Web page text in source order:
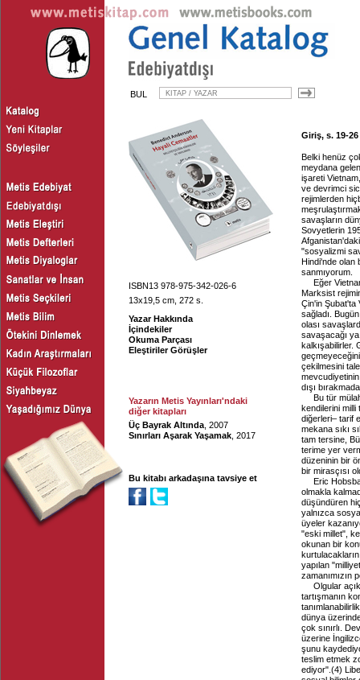
BUL
ISBN13 978-975-342-026-6
13x19,5 cm, 272 s.
Yazar Hakkında
İçindekiler
Okuma Parçası
Eleştiriler Görüşler
Yazarın Metis Yayınları'ndaki
diğer kitapları
Üç Bayrak Altında , 2007
Sınırları Aşarak Yaşamak , 2017
Bu kitabı arkadaşına tavsiye et
Giriş, s. 19-26
Belki henüz
meydana
işareti
ve devrimci
rejimlerden
savaşların
Sovyetlerin
"sosyalizmi
Hindi'nde olan
sanmıyorum.
Eğer
Marksist
Çin'in Şubat'ta
sağladı.
olası
savaşacağı
kalkışabilirler.
çekilmesini
mevcudiyetinin
dışı
Bu tür
kendilerini
diğerleri– tarif
mekana sıkı
tam tersine,
terime yer
düzeninin bir
bir mirasçısı
Eric
olmakla
düşündüren
yalnızca
üyeler
"eski millet",
okunan bir
yapılan
zamanımızın
Olgular
tartışmanın
dünya
çok sınırlı.
üzerine
şunu
teslim etmek
ediyor". (4)